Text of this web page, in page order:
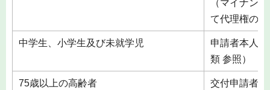
（マイナン
て代理権の
中学生、小学生及び未就学児
申請者本人
類 参照）
75歳以上の高齢者
交付申請者